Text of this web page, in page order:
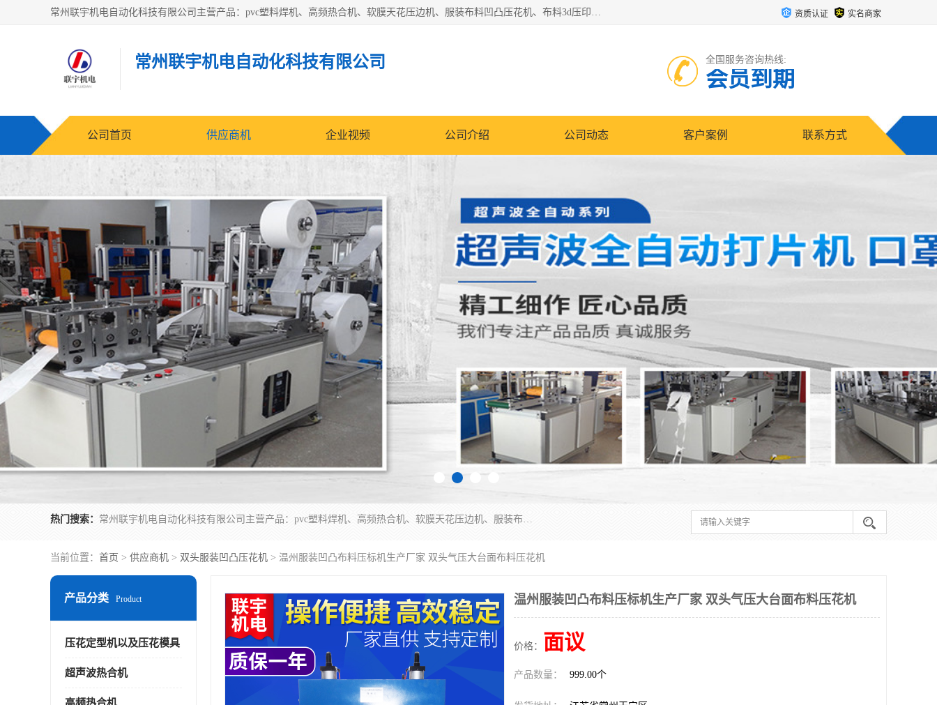
常州联宇机电自动化科技有限公司主营产品：pvc塑料焊机、高频热合机、软膜天花压边机、服装布料凹凸压花机、布料3d压印设备、服装植胶设备、超声波布料花边机、无纺布热合机、全自动压花机。 资质认证 实名商家
常州联宇机电自动化科技有限公司 全国服务咨询热线:
会员到期
公司首页 供应商机 企业视频 公司介绍 公司动态 客户案例 联系方式
热门搜索： 常州联宇机电自动化科技有限公司主营产品：pvc塑料焊机、高频热合机、软膜天花压边机、服装布料凹凸压花机、布料3d压印设备、服装植胶设备、超声波布料花边机、无纺布热合机、全自动压花机。
当前位置： 首页 > 供应商机 > 双头服装凹凸压花机 > 温州服装凹凸布料压标机生产厂家 双头气压大台面布料压花机
产品分类 Product
压花定型机以及压花模具
超声波热合机
温州服装凹凸布料压标机生产厂家 双头气压大台面布料压花机
价格： 面议
产品数量： 999.00个